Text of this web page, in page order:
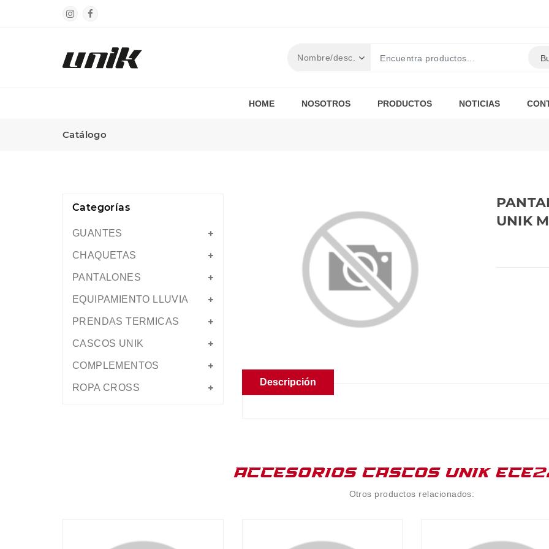
HOME NOSOTROS PRODUCTOS NOTICIAS
Catálogo
UNIK
Descripción
Categorías
GUANTES
CHAQUETAS
PANTALONES
EQUIPAMIENTO LLUVIA
PRENDAS TERMICAS
CASCOS UNIK
COMPLEMENTOS
ROPA CROSS
ACCESORIOS CASCOS UNIK
Otros productos relacionados: